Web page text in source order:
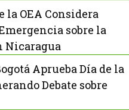
la OEA Considera
sobre la
Nicaragua
Aprueba Día de la
Debate sobre